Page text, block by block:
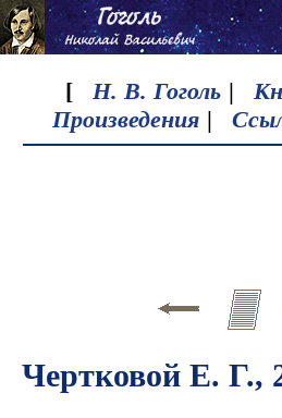
[ Н. В. Гоголь |
Произведения |
Чертковой Е. Г.,